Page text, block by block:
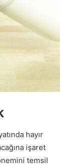
hayır
işaret
temsil